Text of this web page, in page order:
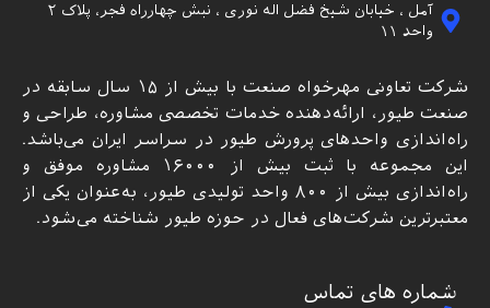
آمل ، خیابان شیخ فضل اله نوری ، نبش چهارراه فجر، پلاک ۲
واحد ۱۱
شرکت تعاونی مهرخواه صنعت با بیش از ۱۵ سال سابقه در
صنعت طیور، ارائه‌دهنده خدمات تخصصی مشاوره، طراحی و
راه‌اندازی واحدهای پرورش طیور در سراسر ایران می‌باشد.
این مجموعه با ثبت بیش از ۱۶۰۰۰ مشاوره موفق و
راه‌اندازی بیش از ۸۰۰ واحد تولیدی طیور، به‌عنوان یکی از
معتبرترین شرکت‌های فعال در حوزه طیور شناخته می‌شود.
شماره های تماس